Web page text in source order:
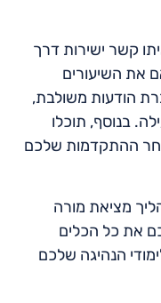
קשר ישירות דרך
את השיעורים
הודעות משולבת,
בנוסף, תוכלו
ההתקדמות שלכם
מציאת מורה
את כל הכלים
הנהיגה שלכם